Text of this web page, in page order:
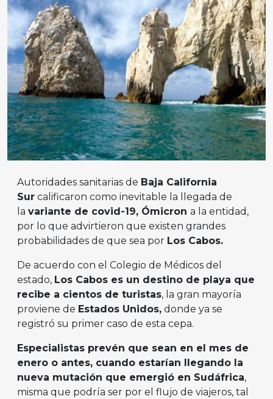
Autoridades sanitarias de Baja California
Sur calificaron como inevitable la llegada de
la variante de covid-19, Ómicron a la entidad,
por lo que advirtieron que existen grandes
probabilidades de que sea por Los Cabos.
De acuerdo con el Colegio de Médicos del
estado, Los Cabos es un destino de playa que
recibe a cientos de turistas, la gran mayoría
proviene de Estados Unidos, donde ya se
registró su primer caso de esta cepa.
Especialistas prevén que sean en el mes de
enero o antes, cuando estarían llegando la
nueva mutación que emergió en Sudáfrica,
misma que podría ser por el flujo de viajeros, tal